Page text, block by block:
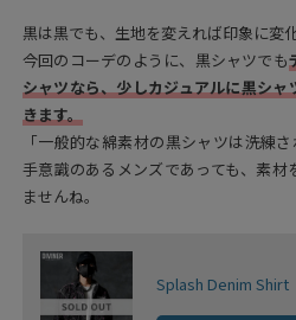
黒は黒でも、生地を変えれば印象に変
今回のコーデのように、黒シャツでも
シャツなら、少しカジュアルに黒シ
きます。
「一般的な綿素材の黒シャツは洗練
手意識のあるメンズであっても、素材
ませんね。
Splash Denim Shirt